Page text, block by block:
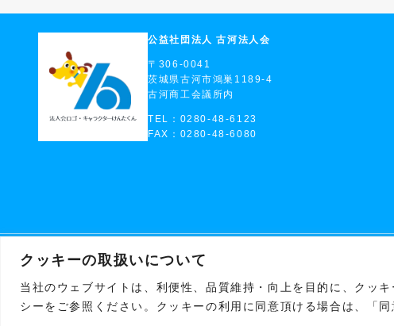
クッキーの取扱いについて
当社のウェブサイトは、利便性、品質維持・向上を目的に、クッ
シーをご参照ください。クッキーの利用に同意頂ける場合は、「
公益社団法人 古河法人会
〒306-0041
茨城県古河市鴻巣1189-4
古河商工会議所内
TEL：0280-48-6123
FAX：0280-48-6080